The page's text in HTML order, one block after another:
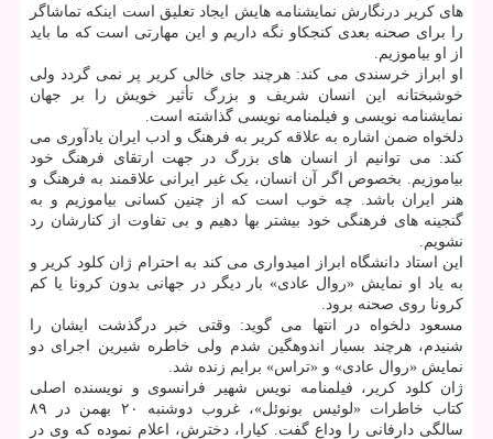
های کریر درنگارش نمایشنامه هایش ایجاد تعلیق است اینکه تماشاگر
را برای صحنه بعدی کنجکاو نگه داریم و این مهارتی است که ما باید
از او بیاموزیم.
او ابراز خرسندی می کند: هرچند جای خالی کریر پر نمی گردد ولی
خوشبختانه این انسان شریف و بزرگ تأثیر خویش را بر جهان
نمایشنامه نویسی و فیلمنامه نویسی گذاشته است.
دلخواه ضمن اشاره به علاقه کریر به فرهنگ و ادب ایران یادآوری می
کند: می توانیم از انسان های بزرگ در جهت ارتقای فرهنگ خود
بیاموزیم. بخصوص اگر آن انسان، یک غیر ایرانی علاقمند به فرهنگ و
هنر ایران باشد. چه خوب است که از چنین کسانی بیاموزیم و به
گنجینه های فرهنگی خود بیشتر بها دهیم و بی تفاوت از کنارشان رد
نشویم.
این استاد دانشگاه ابراز امیدواری می کند به احترام ژان کلود کریر و
به یاد او نمایش «روال عادی» بار دیگر در جهانی بدون کرونا یا کم
کرونا روی صحنه برود.
مسعود دلخواه در انتها می گوید: وقتی خبر درگذشت ایشان را
شنیدم، هرچند بسیار اندوهگین شدم ولی خاطره شیرین اجرای دو
نمایش «روال عادی» و «تراس» برایم زنده شد.
ژان کلود کریر، فیلمنامه نویس شهیر فرانسوی و نویسنده اصلی
کتاب خاطرات «لوئیس بونوئل»، غروب دوشنبه ۲۰ بهمن در ۸۹
سالگی دارفانی را وداع گفت. کیارا، دخترش، اعلام نموده که وی در